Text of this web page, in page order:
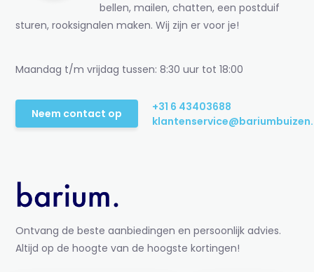
bellen, mailen, chatten, een postduif
sturen, rooksignalen maken. Wij zijn er voor je!
Maandag t/m vrijdag tussen: 8:30 uur tot 18:00
Neem contact op
+31 6 43403688
Ontvang de beste aanbiedingen en persoonlijk advies.
Altijd op de hoogte van de hoogste kortingen!